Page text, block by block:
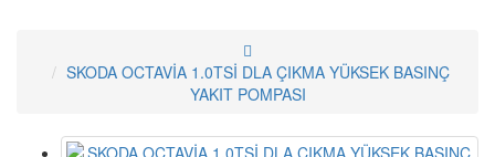
SKODA OCTAVİA 1.0TSİ DLA ÇIKMA YÜKSEK BASINÇ
YAKIT POMPASI